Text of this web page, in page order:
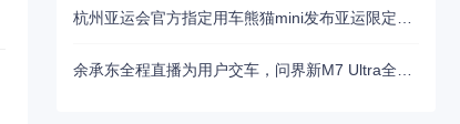
余承东全程直播为用户交车，问界新M7 Ultra全国交付开启